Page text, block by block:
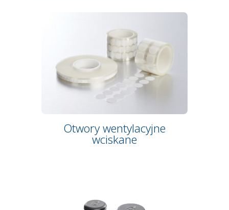
Otwory wentylacyjne
wciskane